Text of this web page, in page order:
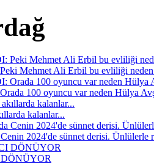
Mehmet Ali Erbil bu evliliği neden
100 oyuncu var neden Hülya
kalanlar...
2024'de sünnet derisi.
DÖNÜYOR